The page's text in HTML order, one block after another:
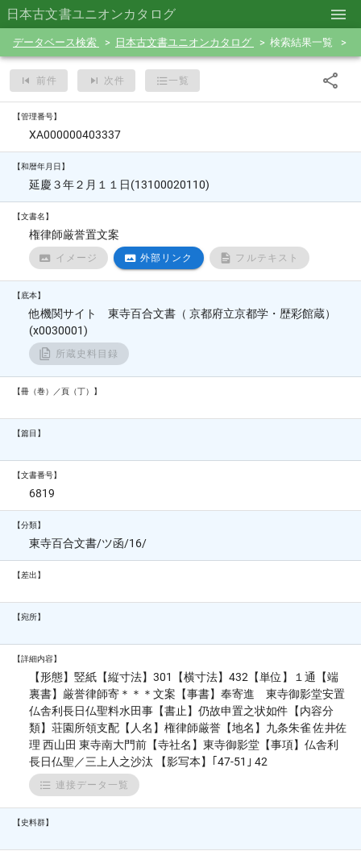
日本古文書ユニオンカタログ
データベース検索 日本古文書ユニオンカタログ 検索結果一覧
前件 次件 一覧
【管理番号】
XA000000403337
【和暦年月日】
延慶３年２月１１日(13100020110)
【文書名】
権律師厳誉置文案
イメージ 外部リンク フルテキスト
【底本】
他機関サイト 東寺百合文書（ 京都府立京都学・歴彩館蔵）
(x0030001)
所蔵史料目録
【冊（巻）／頁（丁）】
【篇目】
【文書番号】
6819
【分類】
東寺百合文書/ツ函/16/
【差出】
【宛所】
【詳細内容】
【形態】竪紙【縦寸法】301【横寸法】432【単位】１通【端
裏書】厳誉律師寄＊＊＊文案【事書】奉寄進 東寺御影堂安置
仏舎利長日仏聖料水田事【書止】仍故申置之状如件【内容分
類】荘園所領支配【人名】権律師厳誉【地名】九条朱雀 佐井佐
理 西山田 東寺南大門前【寺社名】東寺御影堂【事項】仏舎利
長日仏聖／三上人之沙汰 【影写本】｢47-51｣ 42
連接データ一覧
【史料群】